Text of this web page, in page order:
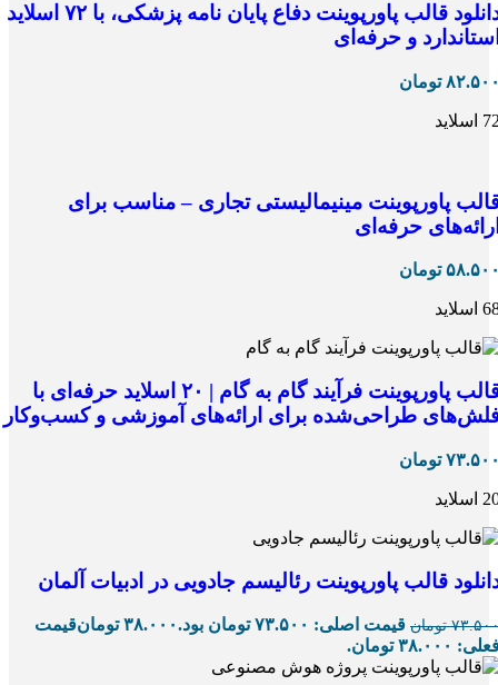
دانلود قالب پاورپوینت دفاع پایان نامه پزشکی، با ۷۲ اسلاید
و حرفه‌ای
تومان
پاورپوینت مینیمالیستی تجاری – مناسب برای
حرفه‌ای
تومان
اسلاید
قالب پاورپوینت فرآیند گام به گام | ۲۰ اسلاید حرفه‌ای با
طراحی‌شده برای ارائه‌های آموزشی و کسب‌وکار
تومان
قالب پاورپوینت رئالیسم جادویی در ادبیات آلمان
تومان قیمت اصلی: ۷۳.۵۰۰ تومان بود. ۳۸.۰۰۰ تومانقیمت
۳۸.۰۰۰ تومان.